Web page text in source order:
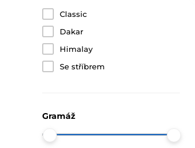
Classic
Dakar
Himalay
Se stříbrem
Gramáž